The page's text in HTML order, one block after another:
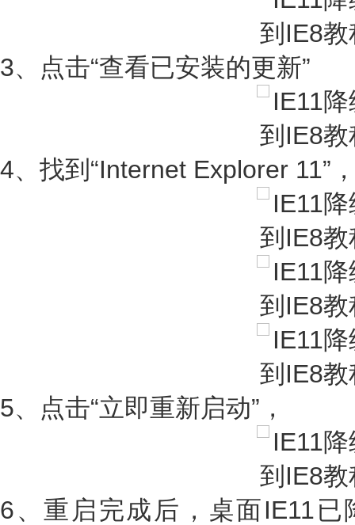
3、点击“查看已安装的更新”
4、找到“Internet Explorer 11”
5、点击“立即重新启动”，
6、重启完成后，桌面IE11已